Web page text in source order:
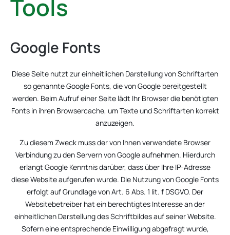
Tools
Google Fonts
Diese Seite nutzt zur einheitlichen Darstellung von Schriftarten
so genannte Google Fonts, die von Google bereitgestellt
werden. Beim Aufruf einer Seite lädt Ihr Browser die benötigten
Fonts in ihren Browsercache, um Texte und Schriftarten korrekt
anzuzeigen.
Zu diesem Zweck muss der von Ihnen verwendete Browser
Verbindung zu den Servern von Google aufnehmen. Hierdurch
erlangt Google Kenntnis darüber, dass über Ihre IP-Adresse
diese Website aufgerufen wurde. Die Nutzung von Google Fonts
erfolgt auf Grundlage von Art. 6 Abs. 1 lit. f DSGVO. Der
Websitebetreiber hat ein berechtigtes Interesse an der
einheitlichen Darstellung des Schriftbildes auf seiner Website.
Sofern eine entsprechende Einwilligung abgefragt wurde,